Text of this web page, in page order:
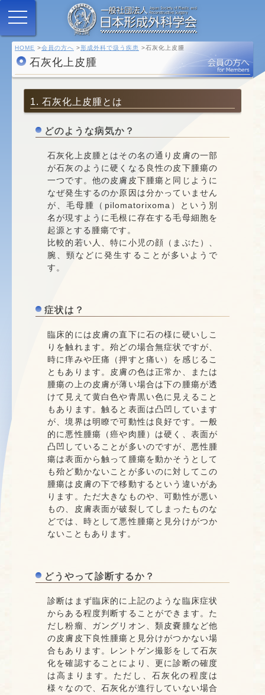
HOME 会員の方へ 形成外科で扱う疾患 石灰化上皮腫
石灰化上皮腫
1. 石灰化上皮腫とは
どのような病気か？
石灰化上皮腫とはその名の通り皮膚の一部
が石灰のように硬くなる良性の皮下腫瘍の
一つです。他の皮膚皮下腫瘍と同じように
なぜ発生するのか原因は分かっていません
が、毛母腫（pilomatorixoma）という別
名が現すように毛根に存在する毛母細胞を
起源とする腫瘍です。
比較的若い人、特に小児の顔（まぶた）、
腕、頸などに発生することが多いようで
す。
症状は？
臨床的には皮膚の直下に石の様に硬いしこ
りを触れます。殆どの場合無症状ですが、
時に痒みや圧痛（押すと痛い）を感じるこ
ともあります。皮膚の色は正常か、または
腫瘍の上の皮膚が薄い場合は下の腫瘍が透
けて見えて黄白色や青黒い色に見えること
もあります。触ると表面は凸凹しています
が、境界は明瞭で可動性は良好です。一般
的に悪性腫瘍（癌や肉腫）は硬く、表面が
凸凹していることが多いのですが、悪性腫
瘍は表面から触って腫瘍を動かそうとして
も殆ど動かないことが多いのに対してこの
腫瘍は皮膚の下で移動するという違いがあ
ります。ただ大きなものや、可動性が悪い
もの、皮膚表面が破裂してしまったものな
どでは、時として悪性腫瘍と見分けがつか
ないこともあります。
どうやって診断するか？
診断はまず臨床的に上記のような臨床症状
からある程度判断することができます。た
だし粉瘤、ガングリオン、類皮嚢腫など他
の皮膚皮下良性腫瘍と見分けがつかない場
合もあります。レントゲン撮影をして石灰
化を確認することにより、更に診断の確度
は高まります。ただし、石灰化の程度は
様々なので、石灰化が進行していない場合